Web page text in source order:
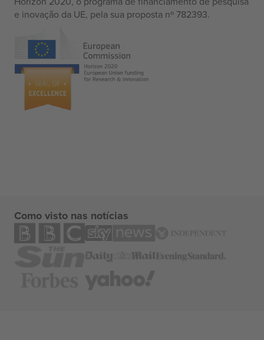
e inovação da UE, pela sua proposta nº 782393.
Como visto nas notícias